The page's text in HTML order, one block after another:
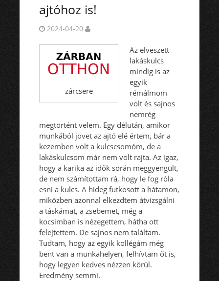
ajtóhoz is!
2024-04-20
zárcsere
Az elveszett
lakáskulcs
mindig is az
egyik
rémálmom
volt és sajnos
nemrég
megtörtént velem. Egy délután, amikor
munkából jövet az ajtó elé értem, bár a
kezemben volt a kulcscsomóm, de a
lakáskulcsom már nem volt rajta. Az igaz,
hogy a karika az idők során meggyengült,
de nem számítottam rá, hogy le fog róla
esni a kulcs. A hideg futkosott a hátamon,
miközben azonnal elkezdtem átvizsgálni
a táskámat, a zsebemet, még a
kocsimban is nézegettem, hátha ott
felejtettem. De sajnos nem találtam.
Tudtam, hogy az egyik kollégám még
bent van a munkahelyen, felhívtam őt is,
hogy legyen kedves nézzen körül.
Eredmény semmi.